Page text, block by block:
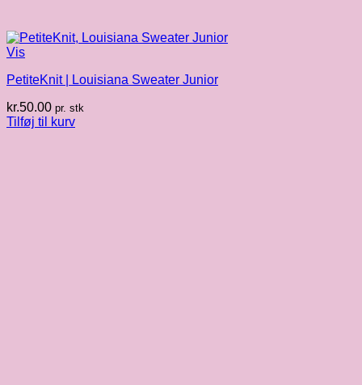
Vis
PetiteKnit | Louisiana Sweater Junior
kr.50.00 pr. stk
Tilføj til kurv